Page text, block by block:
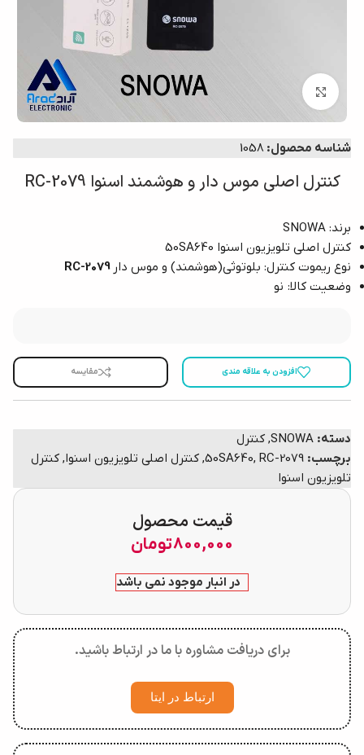
بزرگنمایی تصویر
شناسه محصول: 1058
کنترل اصلی موس دار و هوشمند اسنوا RC-2079
برند: SNOWA
کنترل اصلی تلویزیون اسنوا 50SA640
نوع ریموت کنترل: بلوتوثی(هوشمند) و موس دار
وضعیت کالا: نو
افزودن به علاقه مندی مقایسه
دسته: SNOWA
, کنترل
برچسب:
50SA640, RC-2079
, کنترل اصلی تلویزیون اسنوا, کنترل
تلویزیون اسنوا
قیمت محصول
800,000تومان
در انبار موجود نمی باشد
برای دریافت مشاوره با ما در ارتباط باشید.
ارتباط در ایتا